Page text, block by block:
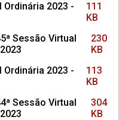
Ordinária 2023 -
111
KB
Sessão Virtual
230
KB
Ordinária 2023 -
113
KB
Sessão Virtual
304
KB